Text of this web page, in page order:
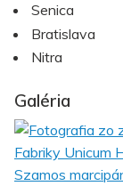
Senica
Bratislava
Nitra
Galéria